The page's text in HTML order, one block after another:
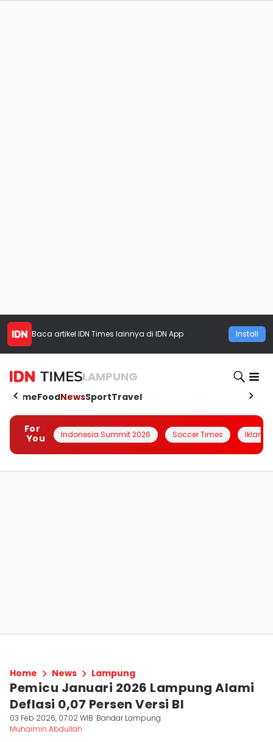
Baca artikel IDN Times lainnya di IDN App Install
LAMPUNG
HomeFoodNewsSportTravel
For
You
Indonesia Summit 2026 Soccer Times Iklanin
Home News Lampung
Pemicu Januari 2026 Lampung Alami
Deflasi 0,07 Persen Versi BI
03 Feb 2026, 07:02 WIB Bandar Lampung
Muhaimin Abdullah